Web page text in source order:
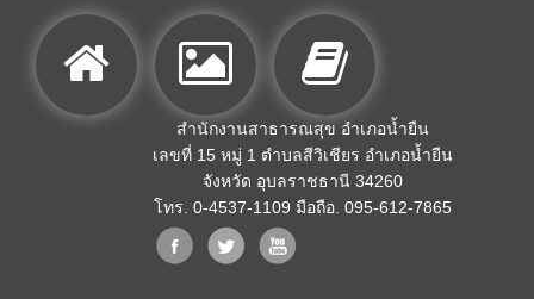
สำนักงานสาธารณสุข อำเภอน้ำยืน
เลขที่ 15 หมู่ 1 ตำบลสีวิเชียร อำเภอน้ำยืน
จังหวัด อุบลราชธานี 34260
โทร. 0-4537-1109 มือถือ. 095-612-7865